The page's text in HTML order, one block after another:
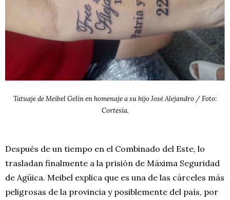
Tatuaje de Meibel Gelín en homenaje a su hijo José Alejandro / Foto:
Cortesía.
Después de un tiempo en el Combinado del Este, lo
trasladan finalmente a la prisión de Máxima Seguridad
de Agüica. Meibel explica que es una de las cárceles más
peligrosas de la provincia y posiblemente del país, por